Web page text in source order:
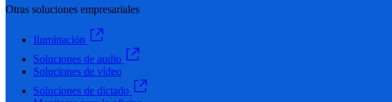
Otras soluciones empresariales
Iluminación
Soluciones de audio
Soluciones de vídeo
Soluciones de dictado